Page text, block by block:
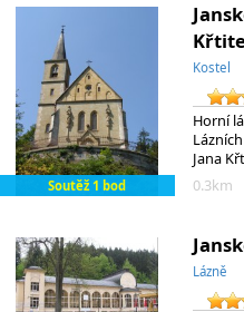
Soutěž 1 bod
Kostel
Horní
Jana
0.3km
Lázně